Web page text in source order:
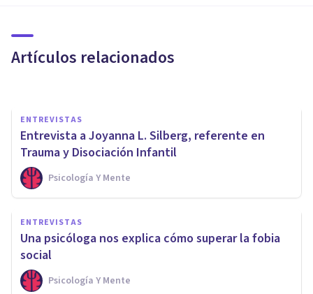
Artículos relacionados
trauma?
ENTREVISTAS
Entrevista a Joyanna L. Silberg, referente en
Trauma y Disociación Infantil
Psicología Y Mente
ENTREVISTAS
Una psicóloga nos explica cómo superar la fobia
social
Psicología Y Mente
«Tu mente te empuja a tomar
el mismo camino de siempre»
Psicología Y Mente